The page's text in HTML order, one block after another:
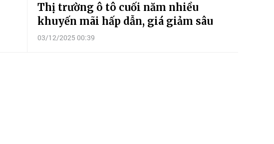
Thị trường ô tô cuối năm nhiều
khuyến mãi hấp dẫn, giá giảm sâu
03/12/2025 00:39